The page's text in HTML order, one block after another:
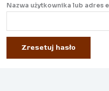
Nazwa użytkownika lub adres
Zresetuj hasło